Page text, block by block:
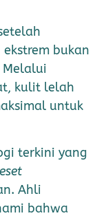
bukan
kulit lelah
untuk
terkini yang
Ahli
bahwa